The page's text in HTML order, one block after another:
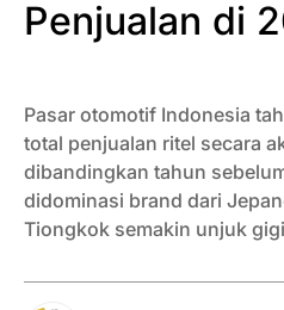
Penjualan di
Pasar otomotif Indonesia
total penjualan ritel secara
dibandingkan tahun
didominasi brand dari
Tiongkok semakin unjuk